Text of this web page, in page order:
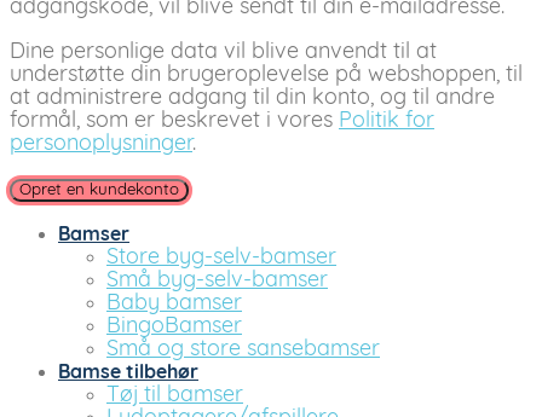
adgangskode, vil blive sendt til din e-mailadresse.
Dine personlige data vil blive anvendt til at
understøtte din brugeroplevelse på webshoppen, til
at administrere adgang til din konto, og til andre
formål, som er beskrevet i vores Politik for
personoplysninger.
Opret en kundekonto
Bamser
Store byg-selv-bamser
Små byg-selv-bamser
Baby bamser
BingoBamser
Små og store sansebamser
Bamse tilbehør
Tøj til bamser